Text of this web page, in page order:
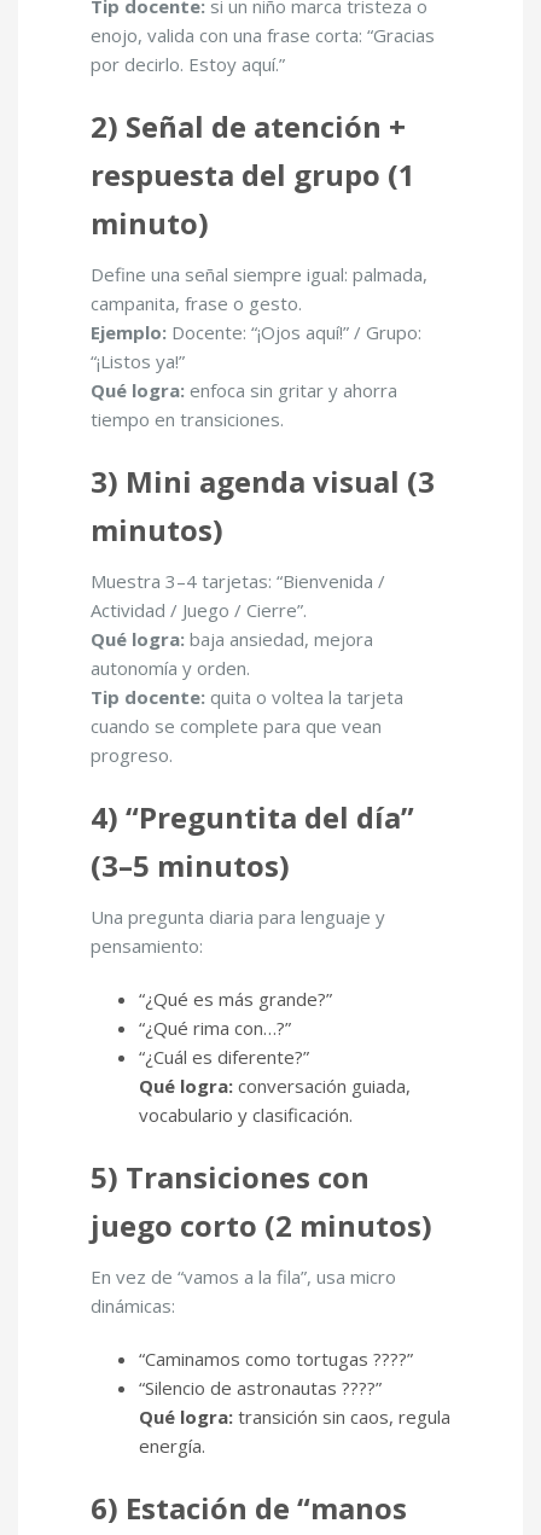
Tip docente: si un niño marca tristeza o
enojo, valida con una frase corta: “Gracias
por decirlo. Estoy aquí.”
2) Señal de atención +
respuesta del grupo (1
minuto)
Define una señal siempre igual: palmada,
campanita, frase o gesto.
Ejemplo: Docente: “¡Ojos aquí!” / Grupo:
“¡Listos ya!”
Qué logra: enfoca sin gritar y ahorra
tiempo en transiciones.
3) Mini agenda visual (3
minutos)
Muestra 3–4 tarjetas: “Bienvenida /
Actividad / Juego / Cierre”.
Qué logra: baja ansiedad, mejora
autonomía y orden.
Tip docente: quita o voltea la tarjeta
cuando se complete para que vean
progreso.
4) “Preguntita del día”
(3–5 minutos)
Una pregunta diaria para lenguaje y
pensamiento:
“¿Qué es más grande?”
“¿Qué rima con…?”
“¿Cuál es diferente?”
Qué logra: conversación guiada,
vocabulario y clasificación.
5) Transiciones con
juego corto (2 minutos)
En vez de “vamos a la fila”, usa micro
dinámicas:
“Caminamos como tortugas ????”
“Silencio de astronautas ????”
Qué logra: transición sin caos, regula
energía.
6) Estación de “manos